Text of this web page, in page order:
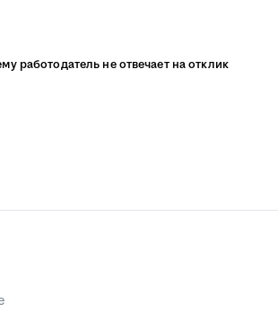
работодатель не отвечает на отклик